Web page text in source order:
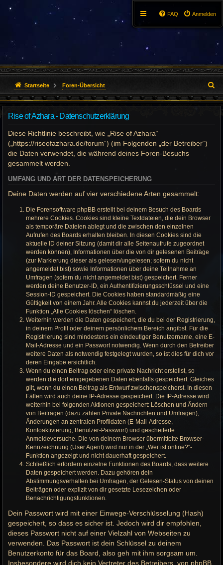
Anmelden
FAQ
Startseite Foren-Übersicht
u
Rise of Azhara - Datenschutzerklärung
Diese Richtlinie beschreibt, wie „Rise of Azhara“
(„https://riseofazhara.de/forum“) (im Folgenden „der Betreiber“)
die Daten verwendet, die während deines Foren-Besuchs
gesammelt werden.
UMFANG UND ART DER DATENSPEICHERUNG
Deine Daten werden auf vier verschiedene Arten gesammelt:
Die Forensoftware phpBB erstellt bei deinem Besuch des Boards
mehrere Cookies. Cookies sind kleine Textdateien, die dein Browser
als temporäre Dateien ablegt und die zwischen den einzelnen
Aufrufen des Boards erhalten bleiben. In diesen Cookies sind die
aktuelle ID deiner Sitzung (damit dir alle Seitenaufrufe zugeordnet
werden können), Informationen über die von dir gelesenen Beiträge
(zur Markierung dieser als gelesen/ungelesen; sofern du nicht
angemeldet bist) sowie Informationen über deine Teilnahme an
Umfragen (sofern du nicht angemeldet bist) gespeichert. Ferner
werden deine Benutzer-ID, ein Authentifizierungsschlüssel und eine
Session-ID gespeichert. Die Cookies haben standardmäßig eine
Gültigkeit von einem Jahr. Alle Cookies kannst du jederzeit über die
Funktion „Alle Cookies löschen“ löschen.
Weiterhin werden die Daten gespeichert, die du bei der Registrierung,
in deinem Profil oder deinem persönlichem Bereich angibst. Für die
Registrierung sind mindestens ein eindeutiger Benutzername, eine E-
Mail-Adresse und ein Passwort notwendig. Wenn durch den Betreiber
weitere Daten als notwendig festgelegt wurden, so ist dies für dich vor
deren Eingabe ersichtlich.
Wenn du einen Beitrag oder eine private Nachricht erstellst, so
werden die dort eingegebenen Daten ebenfalls gespeichert. Gleiches
gilt, wenn du einen Beitrag als Entwurf zwischenspeicherst. In diesen
Fällen wird auch deine IP-Adresse gespeichert. Die IP-Adresse wird
weiterhin bei folgenden Aktionen gespeichert: Löschen und Ändern
von Beiträgen (dazu zählen Private Nachrichten und Umfragen),
Änderungen an zentralen Profildaten (E-Mail-Adresse,
Kontoaktivierung, Benutzer-Passwort) und gescheiterte
Anmeldeversuche. Die von deinem Browser übermittelte Browser-
Kennzeichnung (User Agent) wird nur in der „Wer ist online?“-
Funktion angezeigt und nicht dauerhaft gespeichert.
Schließlich erfordern einzelne Funktionen des Boards, dass weitere
Daten gespeichert werden. Dazu gehören dein
Abstimmungsverhalten bei Umfragen, der Gelesen-Status von deinen
Beiträgen oder explizit von dir gesetzte Lesezeichen oder
Benachrichtigungsfunktionen.
Dein Passwort wird mit einer Einwege-Verschlüsselung (Hash)
gespeichert, so dass es sicher ist. Jedoch wird dir empfohlen,
dieses Passwort nicht auf einer Vielzahl von Webseiten zu
verwenden. Das Passwort ist dein Schlüssel zu deinem
Benutzerkonto für das Board, also geh mit ihm sorgsam um.
Insbesondere wird dich kein Vertreter des Betreibers, von phpBB